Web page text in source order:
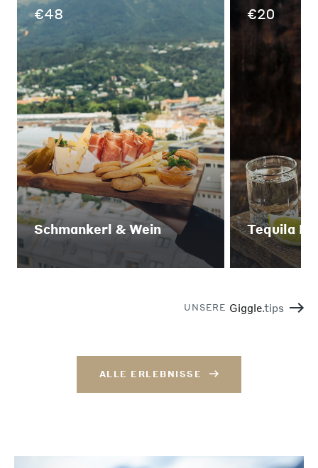
€48
Schmankerl & Wein
€20
Tequila
UNSERE Giggle.tips
ALLE ERLEBNISSE